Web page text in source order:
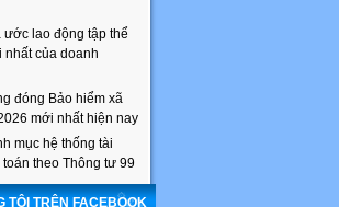
ước lao động tập thể
nhất của doanh
đóng Bảo hiểm xã
mới nhất hiện nay
mục hệ thống tài
toán theo Thông tư 99
TÔI TRÊN FACEBOOK